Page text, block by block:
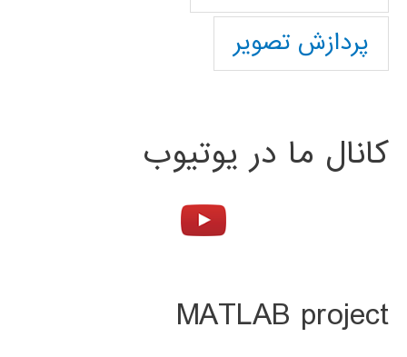
پردازش تصویر
کانال ما در یوتیوب
MATLAB project